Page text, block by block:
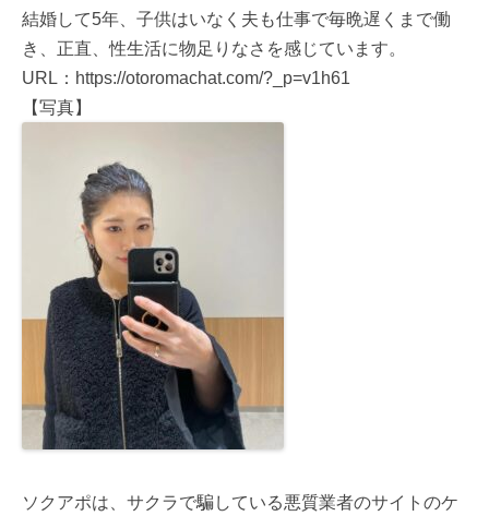
結婚して5年、子供はいなく夫も仕事で毎晩遅くまで働
き、正直、性生活に物足りなさを感じています。
URL：https://otoromachat.com/?_p=v1h61
【写真】
ソクアポは、サクラで騙している悪質業者のサイトのケ